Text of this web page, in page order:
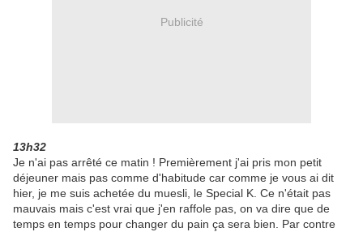
Publicité
13h32
Je n'ai pas arrêté ce matin ! Premièrement j'ai pris mon petit
déjeuner mais pas comme d'habitude car comme je vous ai dit
hier, je me suis achetée du muesli, le Special K. Ce n'était pas
mauvais mais c'est vrai que j'en raffole pas, on va dire que de
temps en temps pour changer du pain ça sera bien. Par contre